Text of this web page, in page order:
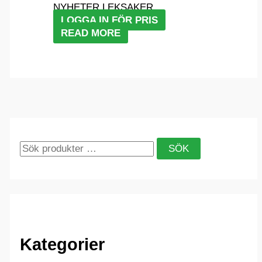
S
SÖK
Kategorier
NYHETER LEKSAKER
LOGGA IN FÖR PRIS
READ MORE